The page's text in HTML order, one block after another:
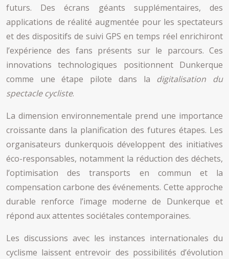
futurs. Des écrans géants supplémentaires, des
applications de réalité augmentée pour les spectateurs
et des dispositifs de suivi GPS en temps réel enrichiront
l’expérience des fans présents sur le parcours. Ces
innovations technologiques positionnent Dunkerque
comme une étape pilote dans la digitalisation du
spectacle cycliste.
La dimension environnementale prend une importance
croissante dans la planification des futures étapes. Les
organisateurs dunkerquois développent des initiatives
éco-responsables, notamment la réduction des déchets,
l’optimisation des transports en commun et la
compensation carbone des événements. Cette approche
durable renforce l’image moderne de Dunkerque et
répond aux attentes sociétales contemporaines.
Les discussions avec les instances internationales du
cyclisme laissent entrevoir des possibilités d’évolution